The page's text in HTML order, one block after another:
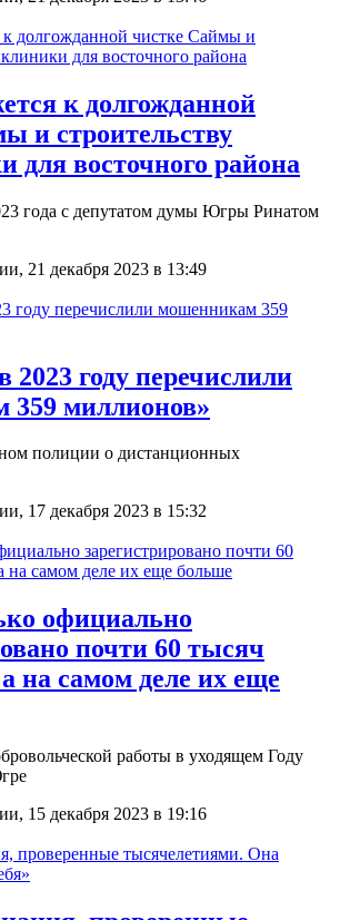
к долгожданной
и строительству
для восточного района
года с депутатом думы Югры Ринатом
21 декабря 2023 в 13:49
2023 году перечислили
миллионов»
полиции о дистанционных
17 декабря 2023 в 15:32
официально
почти 60 тысяч
на самом деле их еще
работы в уходящем Году
15 декабря 2023 в 19:16